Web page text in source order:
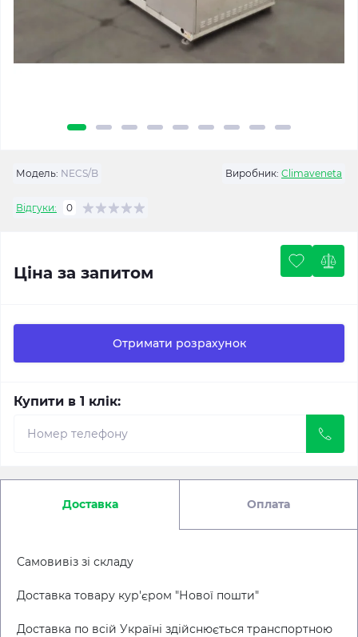
Модель: NECS/B Виробник: Climaveneta
Відгуки: 0
Ціна за запитом
Отримати розрахунок
Купити в 1 клік:
Доставка Оплата
Самовивіз зі складу
Доставка товару кур'єром "Нової пошти"
Доставка по всій Україні здійснюється транспортною